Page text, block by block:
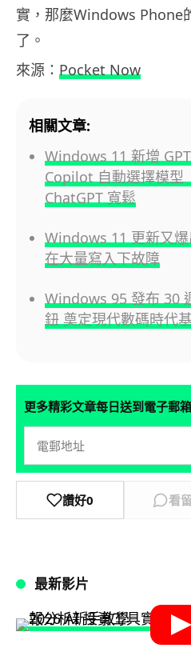
實，那麼Windows Phone
了。
來源： Pocket Now
相關文章:
Windows 11 新增
Copilot 自動選擇模
ChatGPT 寬鬆
Windows 11 更新又
在大量寫入下故障
Windows 95 發布 30
鈕 奠定現代數碼時代
更多精彩文章每日送到電子郵箱
讚好0 看
最新影片